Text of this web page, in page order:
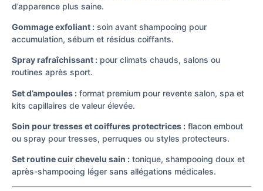
d’apparence plus saine.
Gommage exfoliant : soin avant shampooing pour
accumulation, sébum et résidus coiffants.
Spray rafraîchissant : pour climats chauds, salons ou
routines après sport.
Set d’ampoules : format premium pour revente salon, spa et
kits capillaires de valeur élevée.
Soin pour tresses et coiffures protectrices : flacon embout
ou spray pour tresses, perruques ou styles protecteurs.
Set routine cuir chevelu sain : tonique, shampooing doux et
après-shampooing léger sans allégations médicales.